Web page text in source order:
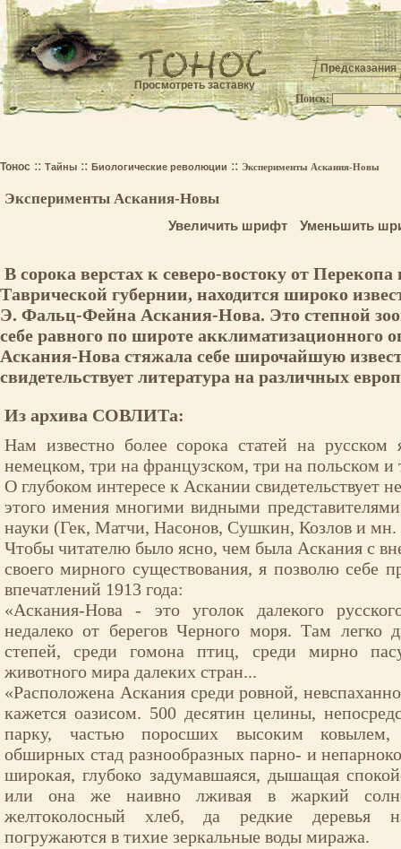
Предсказания
Поиск:
Тонос :: Тайны :: Биологические революции :: Эксперименты Аскания-Новы
Эксперименты Аскания-Новы
Увеличить шрифт Уменьшить
В сорока верстах к северо-востоку от
Таврической губернии, находится широко
Э. Фальц-Фейна Аскания-Нова. Это степной
себе равного по широте акклиматизационного
Аскания-Нова стяжала себе широчайшую
свидетельствует литература на различных
Из архива СОВЛИТа:
Нам известно более сорока статей на русском
немецком, три на французском, три на польском и
О глубоком интересе к Аскании свидетельствует
этого имения многими видными
науки (Гек, Матчи, Насонов, Сушкин, Козлов и мн.
Чтобы читателю было ясно, чем была Аскания с
своего мирного существования, я позволю себе
впечатлений 1913 года:
«Аскания-Нова - это уголок далекого
недалеко от берегов Черного моря. Там легко
степей, среди гомона птиц, среди мирно
животного мира далеких стран...
«Расположена Аскания среди ровной,
кажется оазисом. 500 десятин целины,
парку, частью поросших высоким ковылем,
обширных стад разнообразных парно- и
широкая, глубоко задумавшаяся, дышащая
или она же наивно лживая в жаркий
желтоколосный хлеб, да редкие деревья
погружаются в тихие зеркальные воды миража.
Просмотреть заставку